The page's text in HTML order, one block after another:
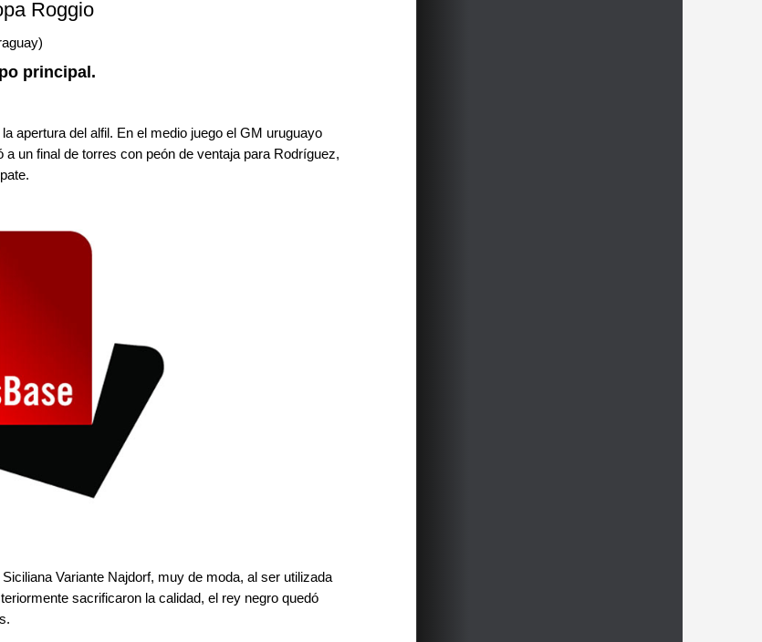
Roggio
principal.
apertura del alfil. En el medio juego el GM uruguayo
un final de torres con peón de ventaja para Rodríguez,
Variante Najdorf, muy de moda, al ser utilizada
sacrificaron la calidad, el rey negro quedó